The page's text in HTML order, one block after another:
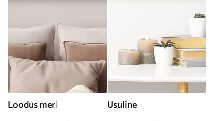
Loodus meri Usuline